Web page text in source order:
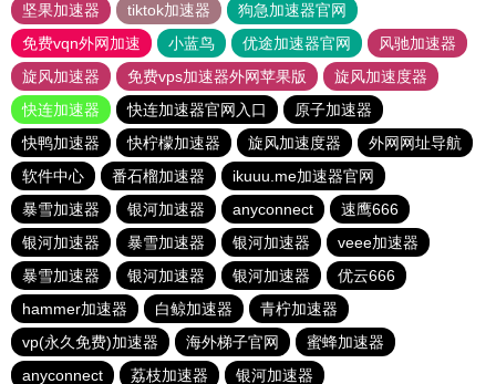
坚果加速器
tiktok加速器
狗急加速器官网
免费vqn外网加速
小蓝鸟 优途加速器官网
风驰加速器
旋风加速器
免费vps加速器外网苹果版
旋风加速度器
快连加速器
快连加速器官网入口
原子加速器
快鸭加速器
快柠檬加速器 旋风加速度器
外网网址导航
软件中心
番石榴加速器
ikuuu.me加速器官网
暴雪加速器
银河加速器 anyconnect
速鹰666
银河加速器
暴雪加速器 银河加速器
veee加速器
暴雪加速器
银河加速器 银河加速器
优云666
hammer加速器
白鲸加速器
青柠加速器
vp(永久免费)加速器
海外梯子官网
蜜蜂加速器
anyconnect
荔枝加速器 银河加速器